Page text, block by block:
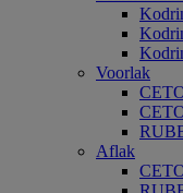
Voorlak
Aflak